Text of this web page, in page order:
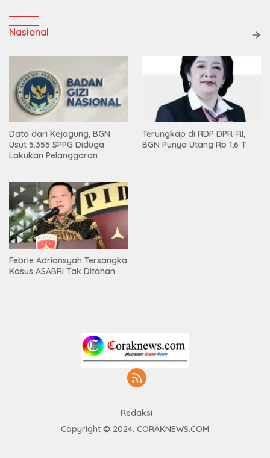
Nasional
Data dari Kejagung, BGN
Usut 5.355 SPPG Diduga
Lakukan Pelanggaran
Terungkap di RDP DPR-RI,
BGN Punya Utang Rp 1,6 T
Febrie Adriansyah Tersangka
Kasus ASABRI Tak Ditahan
Redaksi
Copyright © 2024. CORAKNEWS.COM